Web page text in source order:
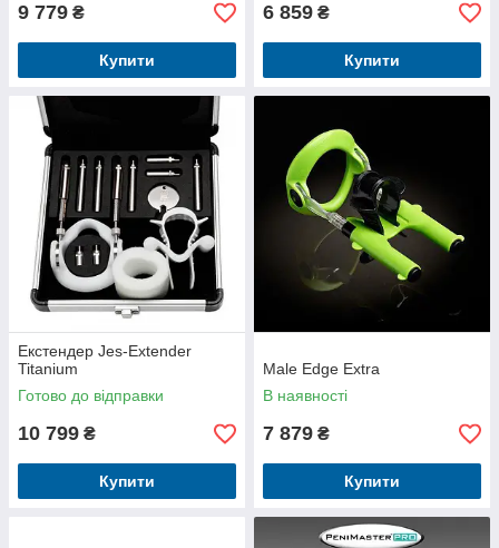
9 779 ₴
Купити
6 859 ₴
Купити
Екстендер Jes-Extender
Titanium
Готово до відправки
10 799 ₴
Купити
Male Edge Extra
В наявності
7 879 ₴
Купити